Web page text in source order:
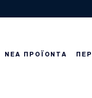
ΝΕΑ ΠΡΟΪΟΝΤΑ